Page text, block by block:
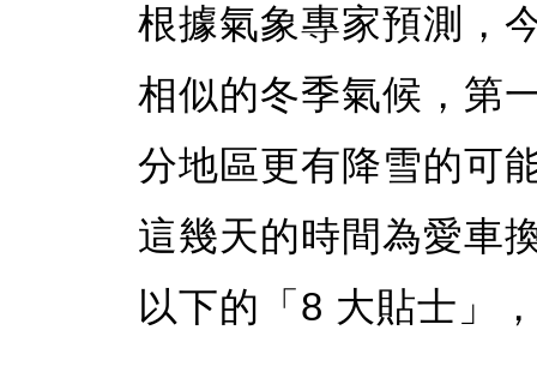
根據氣象專家預測，
相似的冬季氣候，第
分地區更有降雪的可
這幾天的時間為愛車
以下的「8 大貼士」